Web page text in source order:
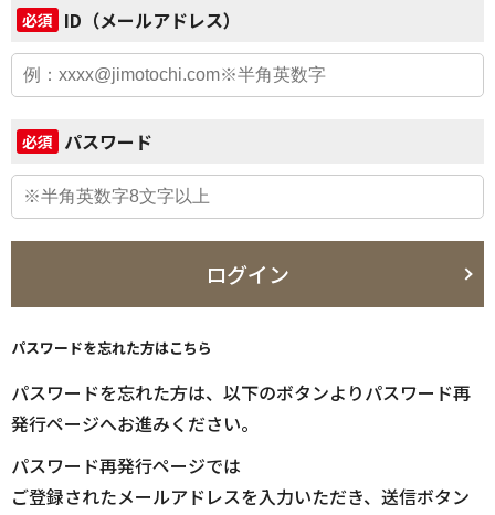
必須 ID（メールアドレス）
必須 パスワード
ログイン
パスワードを忘れた方はこちら
パスワードを忘れた方は、以下のボタンよりパスワード再
発行ページへお進みください。
パスワード再発行ページでは
ご登録されたメールアドレスを入力いただき、送信ボタン